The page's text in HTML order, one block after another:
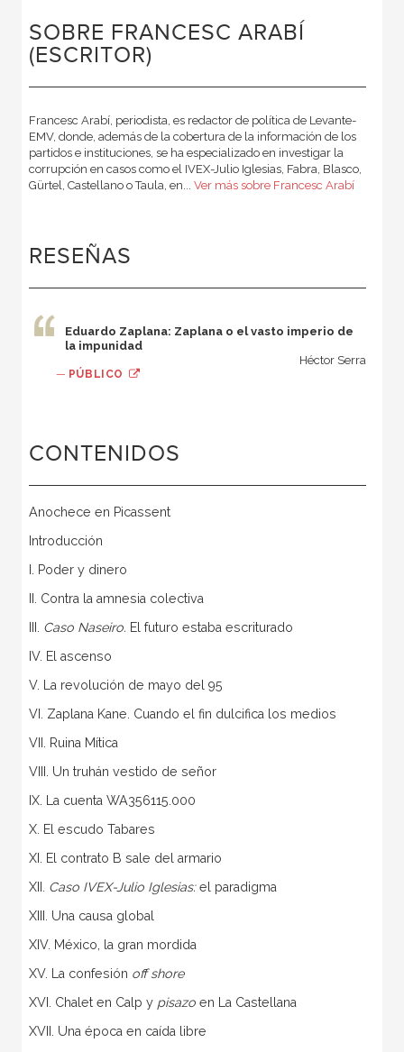
SOBRE FRANCESC ARABÍ
(ESCRITOR)
Francesc Arabí, periodista, es redactor de política de Levante-
EMV, donde, además de la cobertura de la información de los
partidos e instituciones, se ha especializado en investigar la
corrupción en casos como el IVEX-Julio Iglesias, Fabra, Blasco,
Gürtel, Castellano o Taula, en... Ver más sobre Francesc Arabí
RESEÑAS
Eduardo Zaplana: Zaplana o el vasto imperio de
la impunidad
Héctor Serra
— PÚBLICO
CONTENIDOS
Anochece en Picassent
Introducción
I. Poder y dinero
II. Contra la amnesia colectiva
III. Caso Naseiro. El futuro estaba escriturado
IV. El ascenso
V. La revolución de mayo del 95
VI. Zaplana Kane. Cuando el fin dulcifica los medios
VII. Ruina Mítica
VIII. Un truhán vestido de señor
IX. La cuenta WA356115.000
X. El escudo Tabares
XI. El contrato B sale del armario
XII. Caso IVEX-Julio Iglesias:el paradigma
XIII. Una causa global
XIV. México, la gran mordida
XV. La confesión off shore
XVI. Chalet en Calp y pisazoen La Castellana
XVII. Una época en caída libre